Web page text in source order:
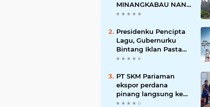
MINANGKABAU NAN
ELOK
Presidenku Pencipta
Lagu, Gubernurku
Bintang Iklan Pasta
Gigi
PT SKM Pariaman
ekspor perdana
pinang langsung ke
India